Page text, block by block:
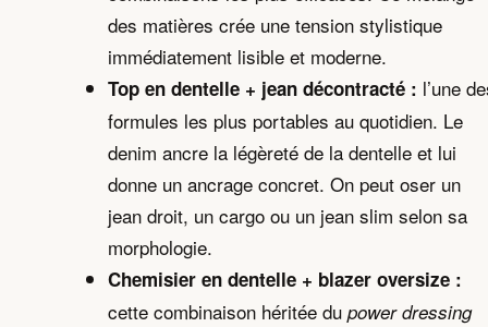
des matières crée une tension stylistique
immédiatement lisible et moderne.
Top en dentelle + jean décontracté : l’une
formules les plus portables au quotidien. Le
denim ancre la légèreté de la dentelle et lui
donne un ancrage concret. On peut oser un
jean droit, un cargo ou un jean slim selon sa
morphologie.
Chemisier en dentelle + blazer oversize :
cette combinaison héritée du power dressing